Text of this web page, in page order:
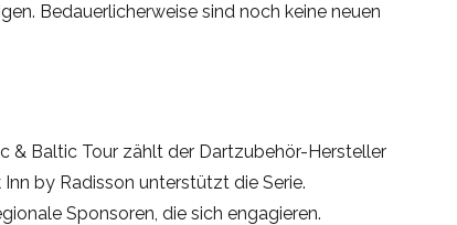
Bedauerlicherweise sind noch keine neuen
& Baltic Tour zählt der Dartzubehör-Hersteller
by Radisson unterstützt die Serie.
Sponsoren, die sich engagieren.